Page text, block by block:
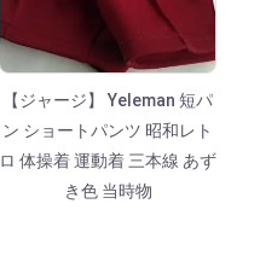
【ジャージ】 Yeleman 短パ
ン ショートパンツ 昭和レト
ロ 体操着 運動着 三本線 あず
き色 当時物